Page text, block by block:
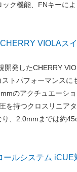
ク機能、FNキーに
VIOLAス
開発したCHERRY
トパフォーマンスに
のアクチュエーシ
を持つクロスリニア
、2.0mmまでは約
ールシステム iCUE